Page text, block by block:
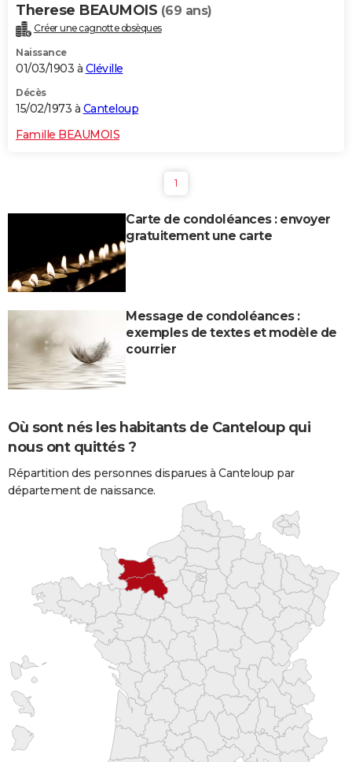
Therese BEAUMOIS (69 ans)
Créer une cagnotte obsèques
Naissance
01/03/1903 à Cléville
Décès
15/02/1973 à Canteloup
Famille BEAUMOIS
1
Carte de condoléances : envoyer
gratuitement une carte
Message de condoléances :
exemples de textes et modèle de
courrier
Où sont nés les habitants de Canteloup qui
nous ont quittés ?
Répartition des personnes disparues à Canteloup par
département de naissance.